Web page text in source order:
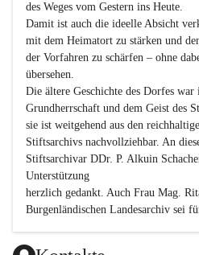
des Weges vom Gestern ins Heute.
Damit ist auch die ideelle Absicht
mit dem Heimatort zu stärken und
der Vorfahren zu schärfen – ohne
übersehen.
Die ältere Geschichte des Dorfes
Grundherrschaft und dem Geist des
sie ist weitgehend aus den
Stiftsarchivs nachvollziehbar. An
Stiftsarchivar DDr. P. Alkuin
Unterstützung
herzlich gedankt. Auch Frau Mag.
Burgenländischen Landesarchiv sei
Dank gilt den Textautoren dieser